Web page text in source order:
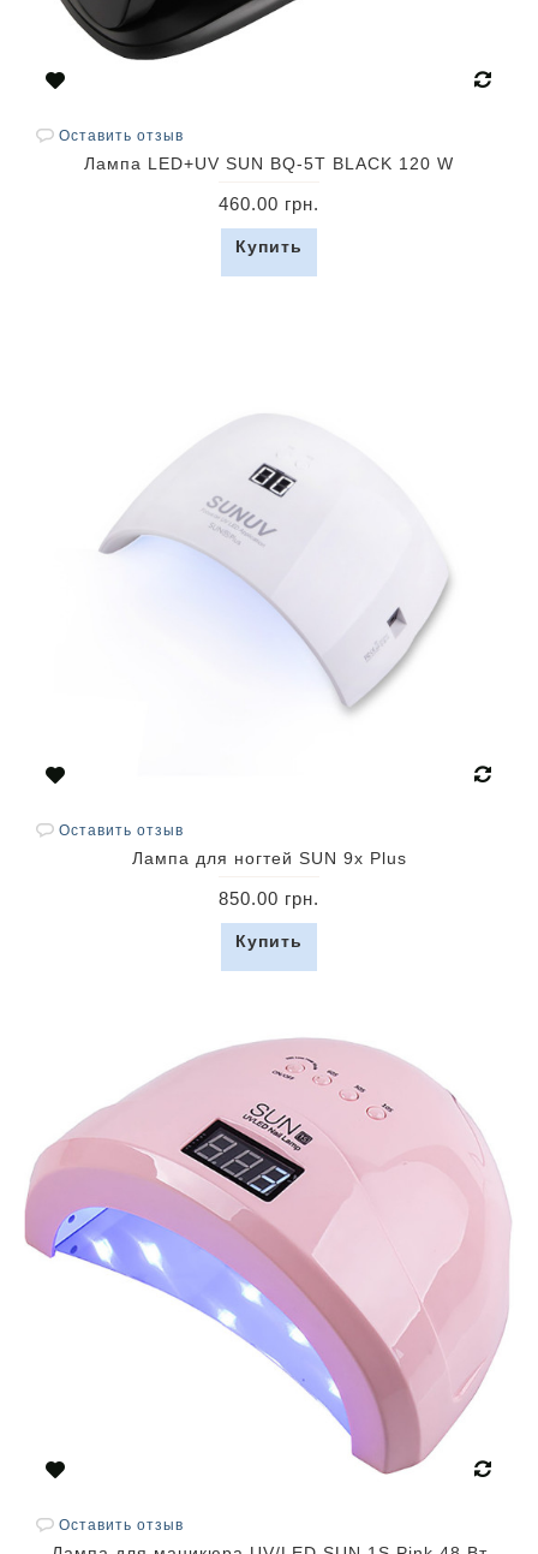
Оставить отзыв
Лампа LED+UV SUN BQ-5T BLACK 120 W
460.00 грн.
Купить
Оставить отзыв
Лампа для ногтей SUN 9x Plus
850.00 грн.
Купить
Оставить отзыв